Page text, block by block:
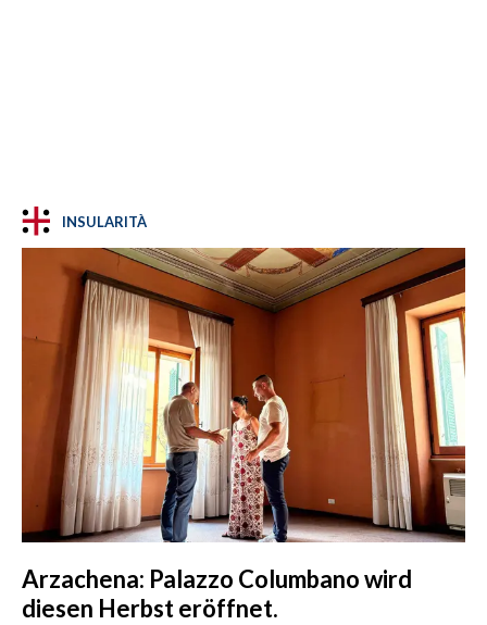
INSULARITÀ
Arzachena: Palazzo Columbano wird
diesen Herbst eröffnet.